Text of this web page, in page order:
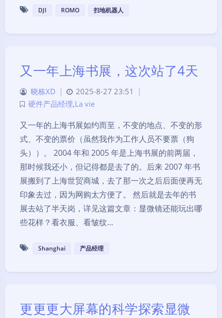
DJI ROMO 扫地机器人
又一年上海书展，这次站了4天
晓栋XD | 2025-8-27 23:51
|
硬件产品经理,La vie
又一年的上海书展如约而至，不变的地点、不变的形
式、不变的票价（虽然我作为工作人员不要票（狗
头））。 2004 年和 2005 年是上海书展的前两届，
那时候我还小，但记得都是去了的。后来 2007 年书
展搬到了上海世贸商城，去了那一次之后后面便再无
印象去过，因为网购太方便了。 然后就是去年的书
展去站了半天岗，详见这篇文章：显微镜还能玩出哪
些花样？看衣服、看皱纹…
Shanghai 产品经理
更更更大屏幕的科学探索显微